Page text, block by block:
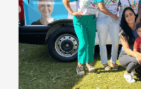
pessoas
em
Goiânia